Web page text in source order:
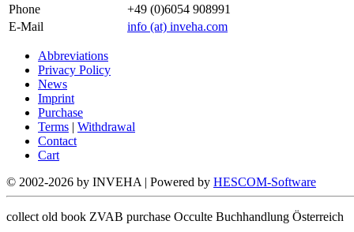
Phone
+49 (0)6054 908991
E-Mail
info (at) inveha.com
Abbreviations
Privacy Policy
News
Imprint
Purchase
Terms | Withdrawal
Contact
Cart
© 2002-2026 by INVEHA | Powered by HESCOM-Software
collect old book ZVAB purchase Occulte Buchhandlung Österreich